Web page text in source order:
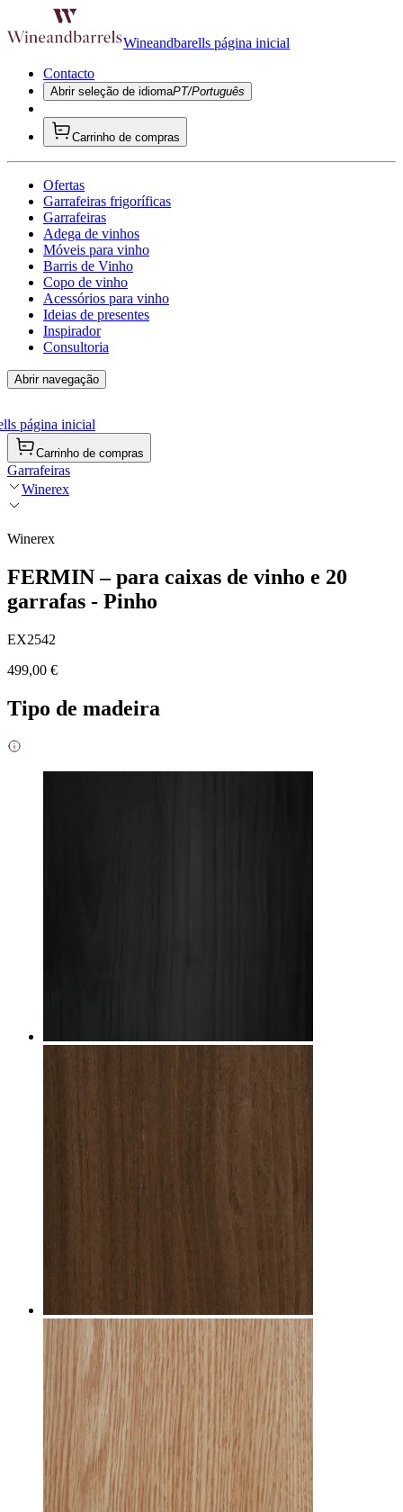
Wineandbarells página inicial
Contacto
Abrir seleção de idiomaPT/Português
Carrinho de compras
Ofertas
Garrafeiras frigoríficas
Garrafeiras
Adega de vinhos
Móveis para vinho
Barris de Vinho
Copo de vinho
Acessórios para vinho
Ideias de presentes
Inspirador
Consultoria
Abrir navegação
página inicial
Carrinho de compras
Garrafeiras
Winerex
Winerex
FERMIN – para caixas de vinho e 20
garrafas - Pinho
EX2542
499,00 €
Tipo de madeira